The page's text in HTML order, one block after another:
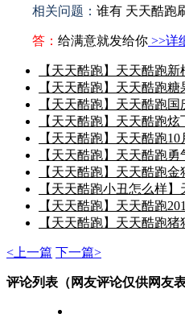
相关问题： 谁有 天天酷跑
答： 给满意就发给你 >>详
【天天酷跑】天天酷跑
【天天酷跑】天天酷跑
【天天酷跑】天天酷跑
【天天酷跑】天天酷跑
【天天酷跑】天天酷跑
【天天酷跑】天天酷跑
【天天酷跑】天天酷跑
【天天酷跑小丑怎么样
【天天酷跑】天天酷跑
【天天酷跑】天天酷跑猪
<上一篇 下一篇>
评论列表（网友评论仅供网友